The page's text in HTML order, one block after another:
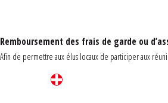
Remboursement des frais de garde ou
Afin de permettre aux élus locaux de participer aux